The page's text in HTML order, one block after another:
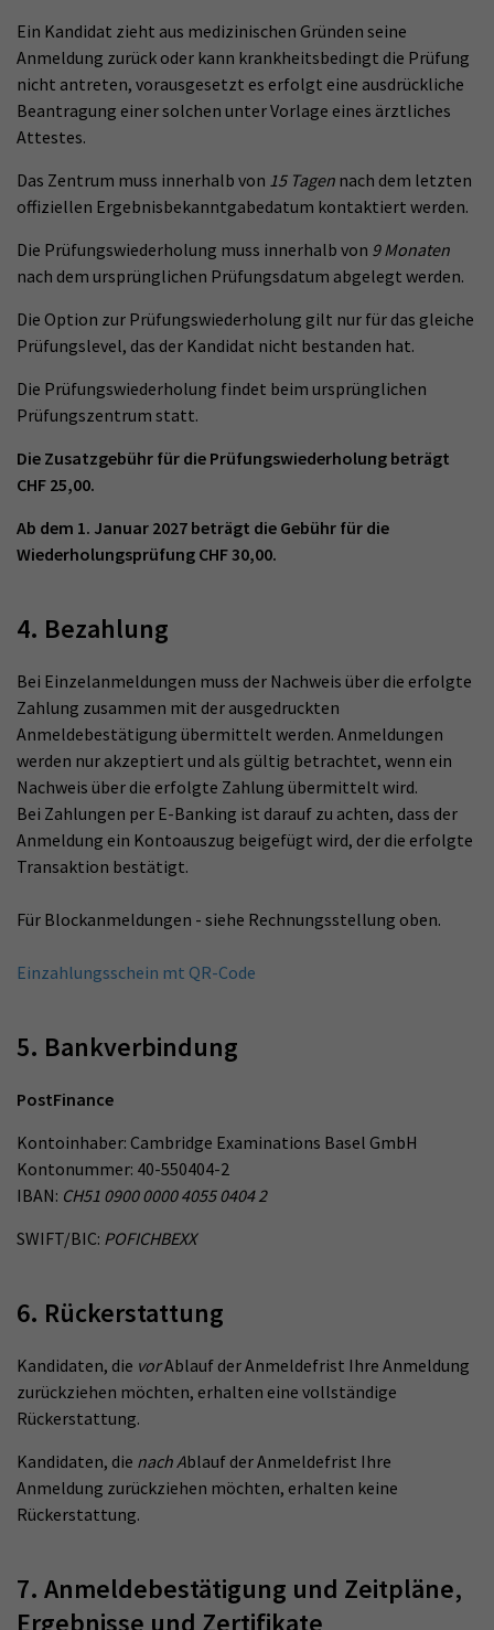
Ein Kandidat zieht aus medizinischen Gründen seine
Anmeldung zurück oder kann krankheitsbedingt die Prüfung
nicht antreten, vorausgesetzt es erfolgt eine ausdrückliche
Beantragung einer solchen unter Vorlage eines ärztliches
Attestes.
Das Zentrum muss innerhalb von 15 Tagen nach dem letzten
offiziellen Ergebnisbekanntgabedatum kontaktiert werden.
Die Prüfungswiederholung muss innerhalb von 9 Monaten
nach dem ursprünglichen Prüfungsdatum abgelegt werden.
Die Option zur Prüfungswiederholung gilt nur für das gleiche
Prüfungslevel, das der Kandidat nicht bestanden hat.
Die Prüfungswiederholung findet beim ursprünglichen
Prüfungszentrum statt.
Die Zusatzgebühr für die Prüfungswiederholung beträgt
CHF 25,00.
Ab dem 1. Januar 2027 beträgt die Gebühr für die
Wiederholungsprüfung CHF 30,00.
4. Bezahlung
Bei Einzelanmeldungen muss der Nachweis über die erfolgte
Zahlung zusammen mit der ausgedruckten
Anmeldebestätigung übermittelt werden. Anmeldungen
werden nur akzeptiert und als gültig betrachtet, wenn ein
Nachweis über die erfolgte Zahlung übermittelt wird.
Bei Zahlungen per E-Banking ist darauf zu achten, dass der
Anmeldung ein Kontoauszug beigefügt wird, der die erfolgte
Transaktion bestätigt.
Für Blockanmeldungen - siehe Rechnungsstellung oben.
Einzahlungsschein mt QR-Code
5. Bankverbindung
PostFinance
Kontoinhaber: Cambridge Examinations Basel GmbH
Kontonummer: 40-550404-2
IBAN: CH51 0900 0000 4055 0404 2
SWIFT/BIC: POFICHBEXX
6. Rückerstattung
Kandidaten, die vorAblauf der Anmeldefrist Ihre Anmeldung
zurückziehen möchten, erhalten eine vollständige
Rückerstattung.
Kandidaten, die nach Ablauf der Anmeldefrist Ihre
Anmeldung zurückziehen möchten, erhalten keine
Rückerstattung.
7. Anmeldebestätigung und Zeitpläne,
Ergebnisse und Zertifikate